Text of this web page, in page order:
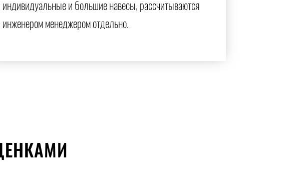
индивидуальные и большие навесы, рассчитываются
инженером менеджером отдельно.